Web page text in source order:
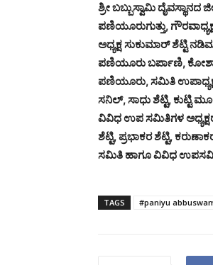
ಶ್ರೀ ಬಬ್ಬುಸ್ವಾಮಿ
ಪಣಿಯೂರುಗುತ್ತು,
ಅಧ್ಯಕ್ಷ ಸುಕುಮಾರ್ ಶೆಟ್ಟಿ
ಪಣಿಯೂರು ಬರ್ಪಾಣಿ,
ಪಣಿಯೂರು, ಸಮಿತಿ
ಸನಿಲ್, ಸಾಧು ಶೆಟ್ಟಿ, ಕುಟ್ಟಿ
ವಿವಿಧ ಉಪ ಸಮಿತಿಗಳ
ಶೆಟ್ಟಿ, ಪ್ರಭಾಕರ ಶೆಟ್ಟಿ,
ಸಮಿತಿ ಹಾಗೂ ವಿವಿಧ
TAGS #paniyu